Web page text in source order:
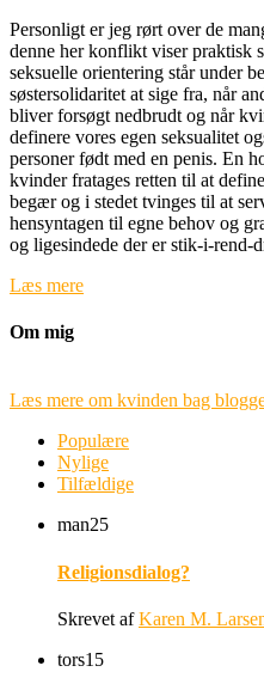
Personligt er jeg rørt over de
denne her konflikt viser praktisk
seksuelle orientering står under
søstersolidaritet at sige fra, når
bliver forsøgt nedbrudt og når
definere vores egen seksualitet
personer født med en penis. En
kvinder fratages retten til at
begær og i stedet tvinges til at
hensyntagen til egne behov og
og ligesindede der er stik-i-rend-
Læs mere
Om mig
Læs mere om kvinden bag
Populære
Nylige
Tilfældige
man25
Religionsdialog?
Skrevet afKaren M.
tors15